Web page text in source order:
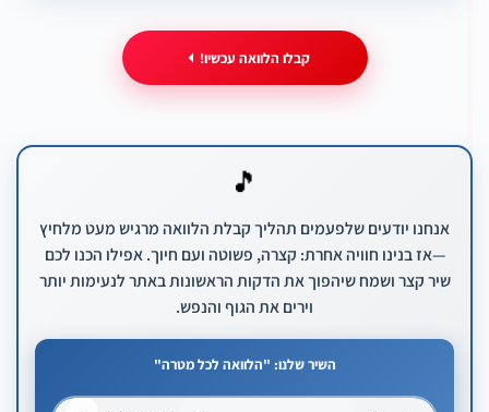
קבלו הלוואה עכשיו!
קבל הלוואה בתנאים הטובים ביותר
הגש בקשה אונליין וקבל תשובה מיידית
סמן את סכום ההלוואה שברצונך לקבל
🎵
אנחנו יודעים שלפעמים תהליך קבלת הלוואה מרגיש מעט מלחיץ
—אז בנינו חוויה אחרת: קצרה, פשוטה ועם חיוך. אפילו הכנו לכם
שיר קצר ושמח שיהפוך את הדקות הראשונות באתר לנעימות יותר
וירים את הגוף והנפש.
השיר שלנו: "הלוואה לכל מטרה"